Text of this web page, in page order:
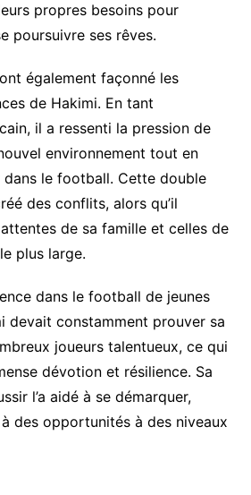
propres besoins pour
poursuivre ses rêves.
également façonné les
de Hakimi. En tant
il a ressenti la pression de
environnement tout en
dans le football. Cette double
des conflits, alors qu’il
de sa famille et celles de
plus large.
dans le football de jeunes
devait constamment prouver sa
joueurs talentueux, ce qui
dévotion et résilience. Sa
l’a aidé à se démarquer,
des opportunités à des niveaux